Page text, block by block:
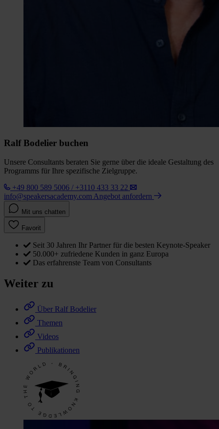
Ralf Bodelier buchen
Unsere Consultants beraten Sie gerne über die ideale Gestaltung des
Programms für Ihre spezifische Zielgruppe.
+49 800 589 5006 / +3110 433 33 22
info@speakersacademy.com Angebot anfordern
Mit uns chatten
Favorit
Seit 30 Jahren Ihr Partner für die besten Keynote-Speaker
50.000+ zufriedene Kunden in ganz Europa
Das erfahrenste Team von Consultants
Weiter zu
Über Ralf Bodelier
Themen
Videos
Publikationen